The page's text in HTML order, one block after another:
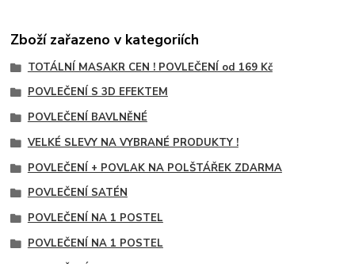
Zboží zařazeno v kategoriích
TOTÁLNÍ MASAKR CEN ! POVLEČENÍ od 169 Kč
POVLEČENÍ S 3D EFEKTEM
POVLEČENÍ BAVLNĚNÉ
VELKÉ SLEVY NA VYBRANÉ PRODUKTY !
POVLEČENÍ + POVLAK NA POLŠTÁŘEK ZDARMA
POVLEČENÍ SATÉN
POVLEČENÍ NA 1 POSTEL
POVLEČENÍ NA 1 POSTEL